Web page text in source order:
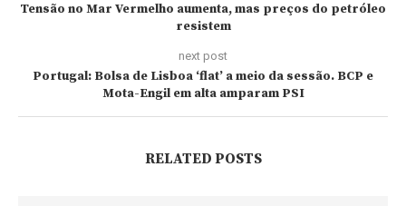
Tensão no Mar Vermelho aumenta, mas preços do petróleo
resistem
next post
Portugal: Bolsa de Lisboa ‘flat’ a meio da sessão. BCP e
Mota-Engil em alta amparam PSI
RELATED POSTS